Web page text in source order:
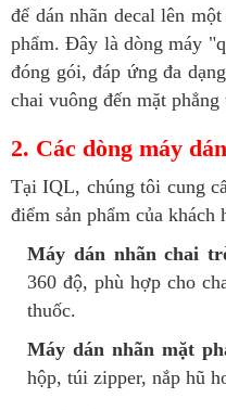
để dán nhãn decal lên
phẩm. Đây là dòng máy
đóng gói, đáp ứng đa
chai vuông đến mặt phẳng
2. Các dòng máy
Tại IQL, chúng tôi cung
điểm sản phẩm của khách
Máy dán nhãn chai
360 độ, phù hợp cho
thuốc.
Máy dán nhãn mặt
hộp, túi zipper, nắp hũ